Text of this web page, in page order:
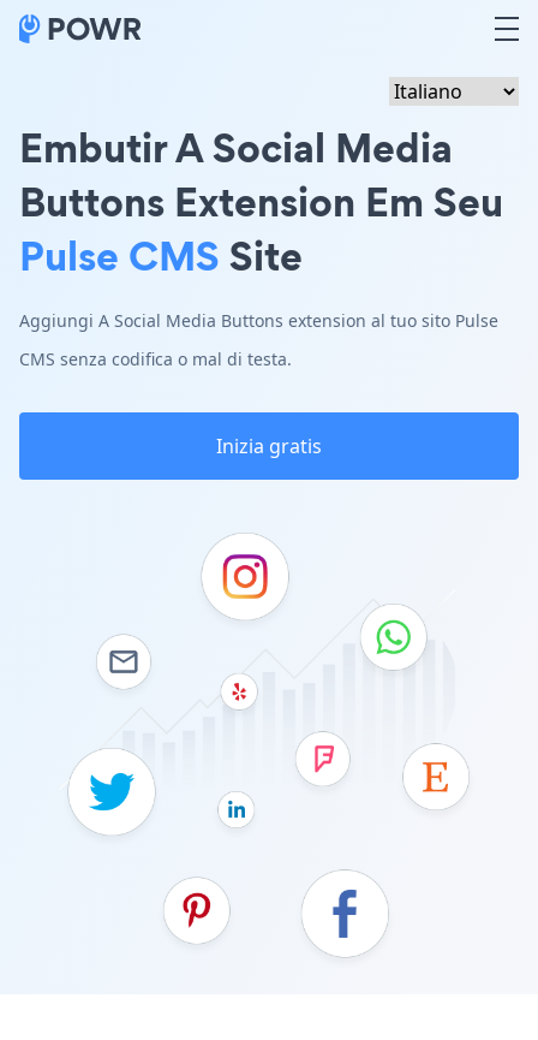
Embutir A Social Media
Buttons Extension Em Seu
Pulse CMSSite
Aggiungi A Social Media Buttons extension al tuo sito Pulse
CMS senza codifica o mal di testa.
Inizia gratis